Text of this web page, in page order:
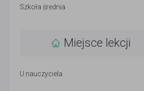
Szkoła średnia
Miejsce lekcji
U nauczyciela